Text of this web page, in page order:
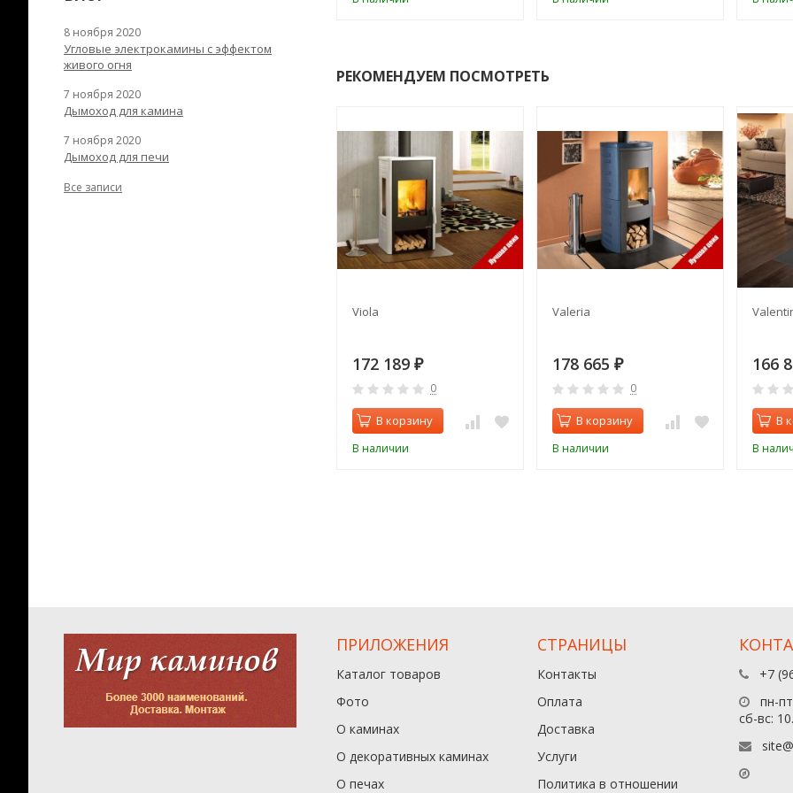
РЕКОМЕНДУЕМ ПОСМОТРЕТЬ
Viola
172 189 ₽
0
В корзину
В наличии
Valeria
178 665 ₽
0
В корзину
В наличии
166
В
В
8 ноября 2020
Угловые электрокамины с эффектом
живого огня
7 ноября 2020
Дымоход для камина
7 ноября 2020
Дымоход для печи
Все записи
ПРИЛОЖЕНИЯ
Каталог товаров
Фото
О каминах
О декоративных каминах
О печах
СТРАНИЦЫ
Контакты
Оплата
Доставка
Услуги
Политика в отношении
+7
пн-
сб-вс: